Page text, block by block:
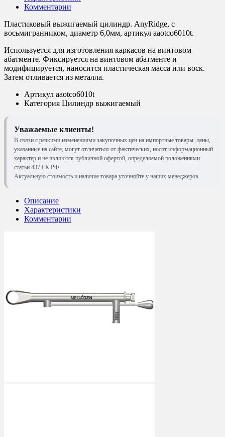
Комментарии
Пластиковый выжигаемый цилиндр. AnyRidge, с
восьмигранником, диаметр 6,0мм, артикул aaotco6010t.
Используется для изготовления каркасов на винтовом
абатменте. Фиксируется на винтовом абатменте и
модифицируется, наносится пластическая масса или воск.
Затем отливается из металла.
Артикул aaotco6010t
Категория Цилиндр выжигаемый
Уважаемые клиенты!
В связи с резкими изменениями закупочных цен на импортные товары, цены,
указанные на сайте, могут отличаться от фактических, носят информационный
характер и не являются публичной офертой, определяемой положениями
статьи 437 ГК РФ.
Актуальную стоимость и наличие товара уточняйте у наших менеджеров.
Описание
Характеристики
Комментарии